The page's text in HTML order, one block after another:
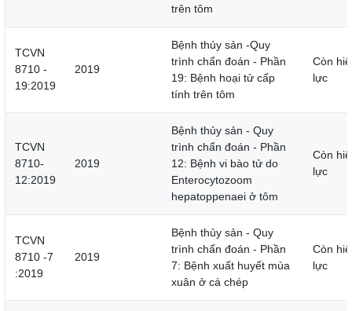
trên tôm
TCVN
8710 -
19:2019
2019
Bệnh thủy sản -Quy
trình chẩn đoán - Phần
19: Bệnh hoại tử cấp
tính trên tôm
Còn
lực
TCVN
8710-
12:2019
2019
Bệnh thủy sản - Quy
trình chẩn đoán - Phần
12: Bệnh vi bào tử do
Enterocytozoom
hepatoppenaei ở tôm
Còn
lực
TCVN
8710 -7
:2019
2019
Bệnh thủy sản - Quy
trình chẩn đoán - Phần
7: Bệnh xuất huyết mùa
xuân ở cá chép
Còn
lực